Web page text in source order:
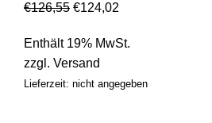
€126,55 €124,02
Enthält 19% MwSt.
zzgl. Versand
Lieferzeit: nicht angegeben